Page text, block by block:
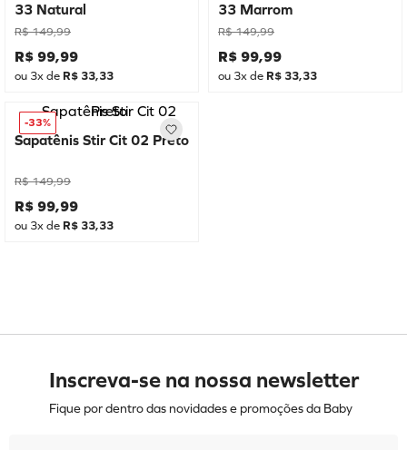
33 Natural
R$ 149,99
R$ 99,99
ou 3x de R$ 33,33
33 Marrom
R$ 149,99
R$ 99,99
ou 3x de R$ 33,33
-33%
Sapatênis Stir Cit 02 Preto
R$ 149,99
R$ 99,99
ou 3x de R$ 33,33
Inscreva-se na nossa newsletter
Fique por dentro das novidades e promoções da Baby